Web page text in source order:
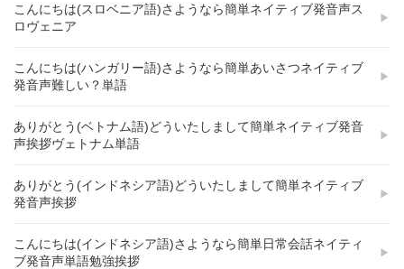
こんにちは(スロベニア語)さようなら簡単ネイティブ発音声ス
ロヴェニア
こんにちは(ハンガリー語)さようなら簡単あいさつネイティブ
発音声難しい？単語
ありがとう(ベトナム語)どういたしまして簡単ネイティブ発音
声挨拶ヴェトナム単語
ありがとう(インドネシア語)どういたしまして簡単ネイティブ
発音声挨拶
こんにちは(インドネシア語)さようなら簡単日常会話ネイティ
ブ発音声単語勉強挨拶